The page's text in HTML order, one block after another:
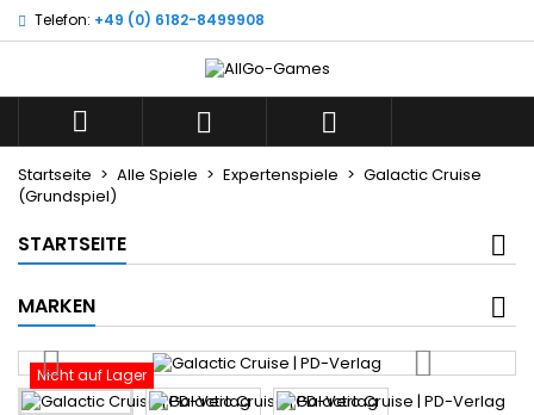
Telefon: +49 (0) 6182-8499908
  
Startseite Alle Spiele Expertenspiele
Galactic Cruise
(Grundspiel)
STARTSEITE
MARKEN
Nicht auf Lager
Wunschliste ×
add_circle_outline
Neue Liste anlegen
((title)) ×
((label))
Anmelden ×
Sie müssen angemeldet sein, um Artikel Ihrer
Wunschliste hinzufügen zu können.